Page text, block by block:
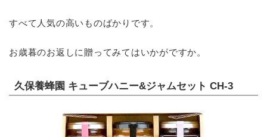
すべて人気の高いものばかりです。
お歳暮のお返しに贈ってみてはいかがですか。
久保養蜂園 キューブハニー&ジャムセット CH-3